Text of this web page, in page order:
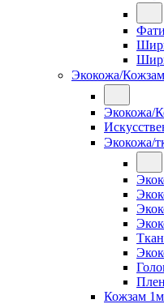
Экокожа/
Экокожа/
Экокожа/
Кожзам